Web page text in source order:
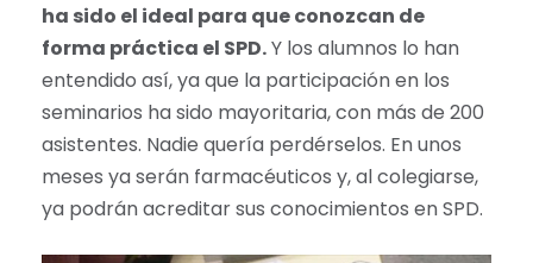
ha sido el ideal para que conozcan de
forma práctica el SPD.Y los alumnos lo han
entendido así, ya que la participación en los
seminarios ha sido mayoritaria, con más de 200
asistentes. Nadie quería perdérselos. En unos
meses ya serán farmacéuticos y, al colegiarse,
ya podrán acreditar sus conocimientos en SPD.